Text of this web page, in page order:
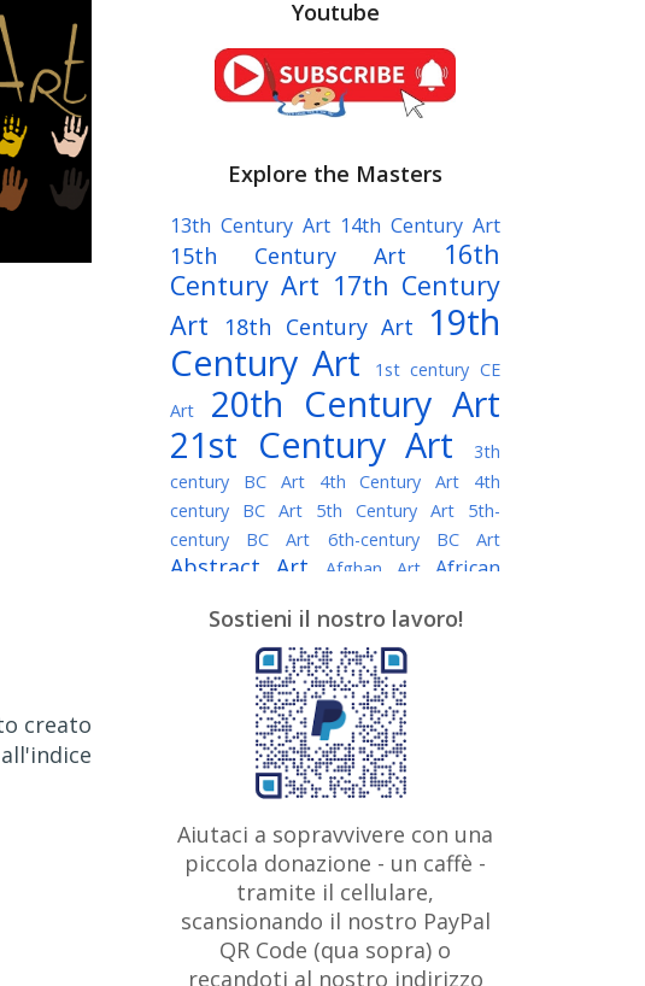
creato
Youtube
Explore the Masters
13th Century Art 14th Century Art
15th Century Art
16th
Century Art 17th Century
Art
18th Century Art
19th
Century Art
1st century CE
Art
20th Century Art
21st Century Art
3th
century BC Art
4th Century Art
4th
century BC Art
5th Century Art
5th-
century BC Art
6th-century BC Art
Abstract Art Afghan Art
African
Algerian painter American Art
Argentine Art Armenian painter
Art history Art Institute of Chicago
Art Quotes - Literature
Australian Art Austrian Art
Austro-Hungarian Art Awarded
Artist
Baroque Art
Belarusian
Art Belgian Art Bohemian Art Bolivian
Bosnian Art Brazilian Art British
Art British Museum Brooklyn Museum
Bulgarian Art Burmese Art Canadian
Art
Caravaggio
Chilean Art
Sostieni il nostro lavoro!
Aiutaci a sopravvivere con una
piccola donazione - un caffè -
tramite il cellulare,
scansionando il nostro PayPal
QR Code (qua sopra) o
recandoti al nostro indirizzo